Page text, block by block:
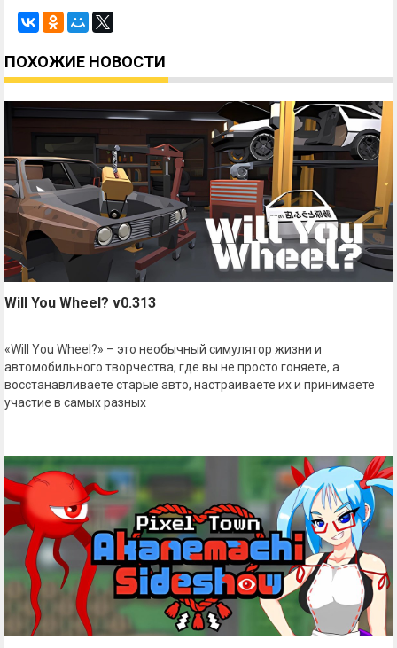
ПОХОЖИЕ НОВОСТИ
Will You Wheel? v0.313
«Will You Wheel?» – это необычный симулятор жизни и
автомобильного творчества, где вы не просто гоняете, а
восстанавливаете старые авто, настраиваете их и принимаете
участие в самых разных